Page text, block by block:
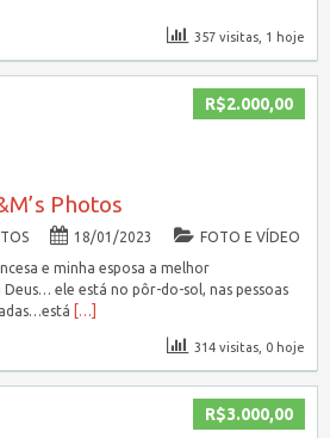
357 visitas, 1 hoje
R$2.000,00
Photos
18/01/2023
FOTO E VÍDEO
e minha esposa a melhor
ele está no pôr-do-sol, nas pessoas
[…]
314 visitas, 0 hoje
R$3.000,00